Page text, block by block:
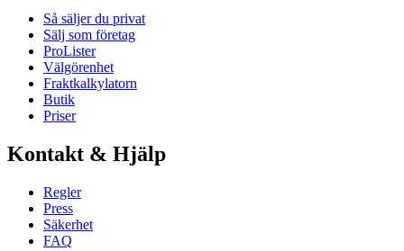
Så säljer du privat
Sälj som företag
ProLister
Välgörenhet
Fraktkalkylatorn
Butik
Priser
Kontakt & Hjälp
Regler
Press
Säkerhet
FAQ